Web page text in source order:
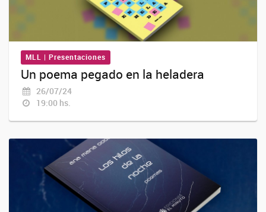
MLL | Presentaciones
Un poema pegado en la heladera
26/07/24
19:00 hs.